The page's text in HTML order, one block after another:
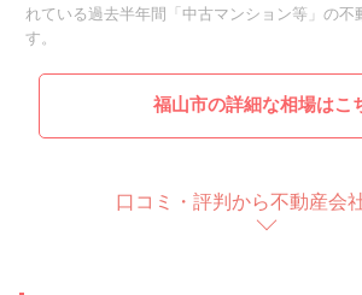
れている過去半年間「中古マンション等」の不
す。
福山市の詳細な相場はこ
口コミ・評判から不動産会